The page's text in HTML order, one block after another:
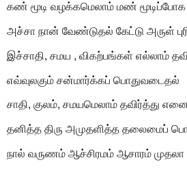
கண் மூடி வழக்கமெலாம் மண் மூடிப்போக
அச்சா நான் வேண்டுதல் கேட்டு அருள்
இச்சாதி, சமய , விகற்பங்கள் எல்லாம்
எவ்வுலகும் சன்மார்க்கப் பொதுவடைதல்
சாதி, குலம், சமயமெலாம் தவிர்த்து
தனித்த திரு அமுதளித்த தலைமைப்
நால் வருணம் ஆச்சிரமம் ஆசாரம் முதலா